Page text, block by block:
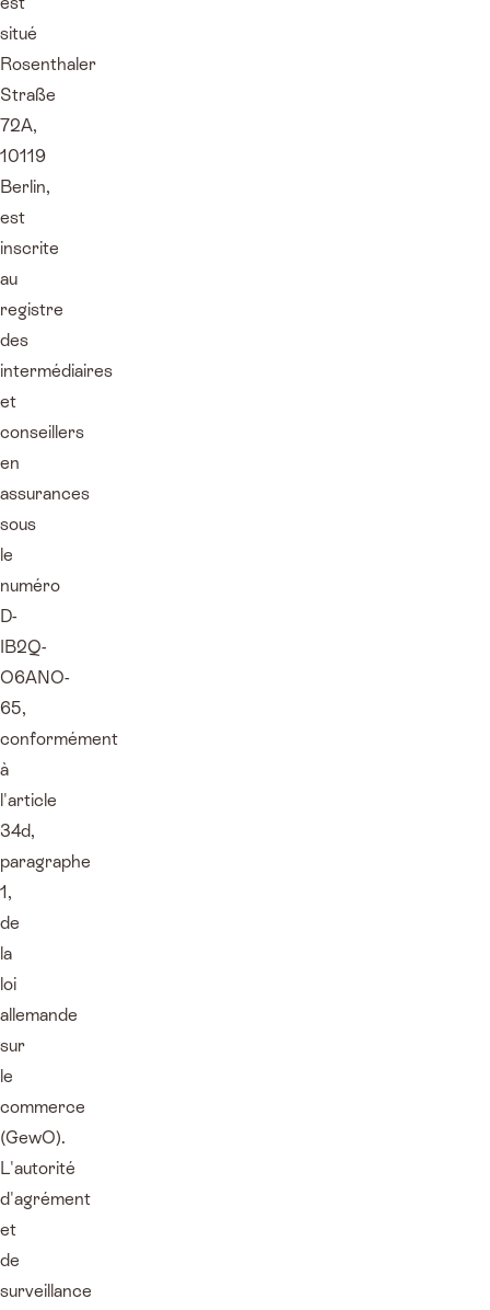
situé
Rosenthaler
Straße
72A,
10119
Berlin,
est
inscrite
au
registre
des
intermédiaires
et
conseillers
en
assurances
sous
le
numéro
D-
IB2Q-
O6ANO-
65,
conformément
à
l'article
34d,
paragraphe
1,
de
la
loi
allemande
sur
le
commerce
(GewO).
L'autorité
d'agrément
et
de
surveillance